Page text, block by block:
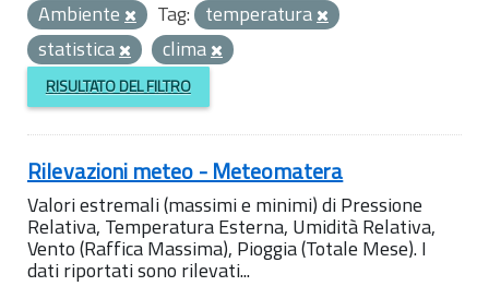
Ambiente
Tag: temperatura
statistica
clima
RISULTATO DEL FILTRO
Rilevazioni meteo - Meteomatera
Valori estremali (massimi e minimi) di Pressione
Relativa, Temperatura Esterna, Umidità Relativa,
Vento (Raffica Massima), Pioggia (Totale Mese). I
dati riportati sono rilevati...